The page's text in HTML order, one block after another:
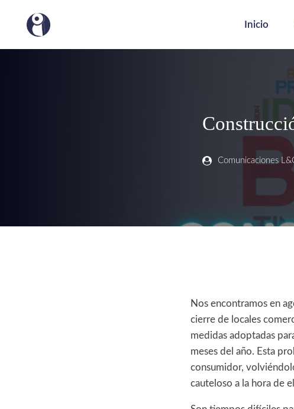
Inicio
Comunicaciones
Nos encontramos en
cierre de locales
medidas adoptadas
meses del año. Esta
consumidor,
cauteloso a la hora de